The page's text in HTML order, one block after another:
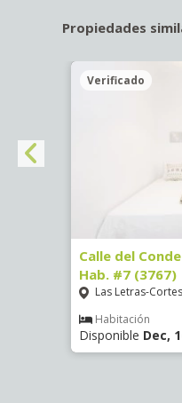
Propiedades
Verificado
Calle del
Hab. #7 (3767)
Las Letras-
Habitación
Disponible Dec,